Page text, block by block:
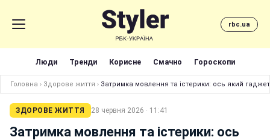
rbc.ua
Люди Тренди Корисне Смачно Гороскопи
Головна › Здорове життя › Затримка мовлення та істерики: ось який
ЗДОРОВЕ ЖИТТЯ 28 червня 2026 · 11:41
Затримка мовлення та істерики: ось